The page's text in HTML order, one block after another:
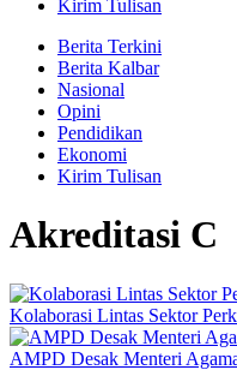
Kirim Tulisan
Berita Terkini
Berita Kalbar
Nasional
Opini
Pendidikan
Ekonomi
Kirim Tulisan
Akreditasi C
Kolaborasi Lintas Sektor
AMPD Desak Menteri